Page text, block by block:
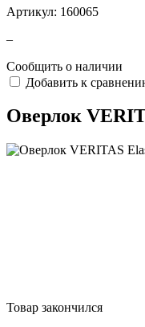
Артикул: 160065
–
Сообщить о наличии
Добавить к
Оверлок
Товар закончился